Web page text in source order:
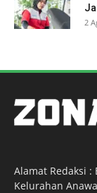
2
Alamat Redaksi :
Kelurahan